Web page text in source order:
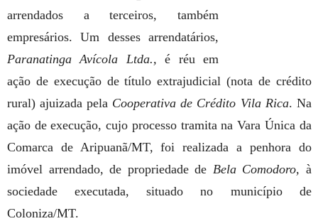
arrendados a terceiros, também
empresários. Um desses arrendatários,
Paranatinga Avícola Ltda., é réu em
ação de execução de título extrajudicial (nota de crédito
rural) ajuizada pela Cooperativa de Crédito Vila Rica. Na
ação de execução, cujo processo tramita na Vara Única da
Comarca de Aripuanã/MT, foi realizada a penhora do
imóvel arrendado, de propriedade de Bela Comodoro, à
sociedade executada, situado no município de
Coloniza/MT.